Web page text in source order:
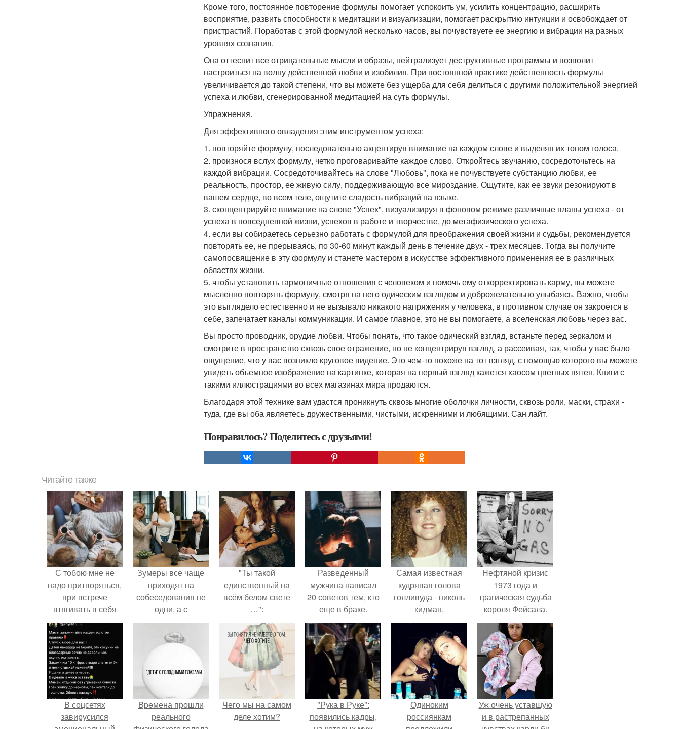
Кроме того, постоянное повторение формулы помогает успокоить ум, усилить концентрацию, расширить
восприятие, развить способности к медитации и визуализации, помогает раскрытию интуиции и освобождает от
пристрастий. Поработав с этой формулой несколько часов, вы почувствуете ее энергию и вибрации на разных
уровнях сознания.
Она оттеснит все отрицательные мысли и образы, нейтрализует деструктивные программы и позволит
настроиться на волну действенной любви и изобилия. При постоянной практике действенность формулы
увеличивается до такой степени, что вы можете без ущерба для себя делиться с другими положительной энергией
успеха и любви, сгенерированной медитацией на суть формулы.
Упражнения.
Для эффективного овладения этим инструментом успеха:
1. повторяйте формулу, последовательно акцентируя внимание на каждом слове и выделяя их тоном голоса.
2. произнося вслух формулу, четко проговаривайте каждое слово. Откройтесь звучанию, сосредоточьтесь на
каждой вибрации. Сосредоточивайтесь на слове "Любовь", пока не почувствуете субстанцию любви, ее
реальность, простор, ее живую силу, поддерживающую все мироздание. Ощутите, как ее звуки резонируют в
вашем сердце, во всем теле, ощутите сладость вибраций на языке.
3. сконцентрируйте внимание на слове "Успех", визуализируя в фоновом режиме различные планы успеха - от
успеха в повседневной жизни, успехов в работе и творчестве, до метафизического успеха.
4. если вы собираетесь серьезно работать с формулой для преображения своей жизни и судьбы, рекомендуется
повторять ее, не прерываясь, по 30-60 минут каждый день в течение двух - трех месяцев. Тогда вы получите
самопосвящение в эту формулу и станете мастером в искусстве эффективного применения ее в различных
областях жизни.
5. чтобы установить гармоничные отношения с человеком и помочь ему откорректировать карму, вы можете
мысленно повторять формулу, смотря на него одическим взглядом и доброжелательно улыбаясь. Важно, чтобы
это выглядело естественно и не вызывало никакого напряжения у человека, в противном случае он закроется в
себе, запечатает каналы коммуникации. И самое главное, это не вы помогаете, а вселенская любовь через вас.
Вы просто проводник, орудие любви. Чтобы понять, что такое одический взгляд, встаньте перед зеркалом и
смотрите в пространство сквозь свое отражение, но не концентрируя взгляд, а рассеивая, так, чтобы у вас было
ощущение, что у вас возникло круговое видение. Это чем-то похоже на тот взгляд, с помощью которого вы можете
увидеть объемное изображение на картинке, которая на первый взгляд кажется хаосом цветных пятен. Книги с
такими иллюстрациями во всех магазинах мира продаются.
Благодаря этой технике вам удастся проникнуть сквозь многие оболочки личности, сквозь роли, маски, страхи -
туда, где вы оба являетесь дружественными, чистыми, искренними и любящими. Сан лайт.
Понравилось? Поделитесь с друзьями!
Читайте также
С тобою мне не
надо притворяться,
при встрече
втягивать в себя
живот, чтоб более
худой тебе
казаться.
Зумеры все чаще
приходят на
собеседования не
одни, а с
родителями,
жалуются эйчары.
"Ты такой
единственный на
всём белом свете
…":
Разведенный
мужчина написал
20 советов тем, кто
еще в браке.
Самая известная
кудрявая голова
голливуда - николь
кидман.
Нефтяной кризис
1973 года и
трагическая судьба
короля Фейсала.
В соцсетях
завирусился
Bpeмена прошли
реального
Чего мы на самом
деле хотим?
"Рука в Руке":
появились кадры,
Одиноким
россиянкам
Уж очень уставшую
и в растрепанных